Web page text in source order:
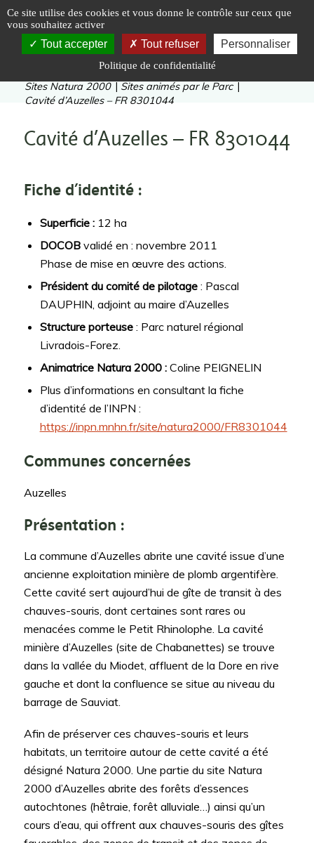
Accueil | Préserver | Sites |
Sites Natura 2000 | Sites animés par le Parc |
Cavité d’Auzelles – FR 8301044
Cavité d’Auzelles – FR 8301044
Fiche d’identité :
Superficie :12 ha
DOCOB validé en : novembre 2011
Phase de mise en œuvre des actions.
Président du comité de pilotage: Pascal
DAUPHIN, adjoint au maire d’Auzelles
Structure porteuse: Parc naturel régional
Livradois-Forez.
Animatrice Natura 2000 :Coline PEIGNELIN
Plus d’informations en consultant la fiche
d’identité de l’INPN :
https://inpn.mnhn.fr/site/natura2000/FR8301044
Communes concernées
Auzelles
Présentation :
La commune d’Auzelles abrite une cavité issue d’une
ancienne exploitation minière de plomb argentifère.
Cette cavité sert aujourd’hui de gîte de transit à des
chauves-souris, dont certaines sont rares ou
menacées comme le Petit Rhinolophe. La cavité
minière d’Auzelles (site de Chabanettes) se trouve
dans la vallée du Miodet, affluent de la Dore en rive
gauche et dont la confluence se situe au niveau du
barrage de Sauviat.
Afin de préserver ces chauves-souris et leurs
habitats, un territoire autour de cette cavité a été
désigné Natura 2000. Une partie du site Natura
2000 d’Auzelles abrite des forêts d’essences
autochtones (hêtraie, forêt alluviale…) ainsi qu’un
cours d’eau, qui offrent aux chauves-souris des gîtes
Panneau de gestion des cookies
Ce site utilise des cookies et vous donne le contrôle sur ceux que
vous souhaitez activer
Tout accepter Tout refuser Personnaliser
Politique de confidentialité